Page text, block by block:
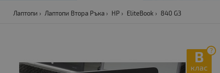
Лаптопи Лаптопи Втора Ръка HP EliteBook 840 G3
?
B
клас